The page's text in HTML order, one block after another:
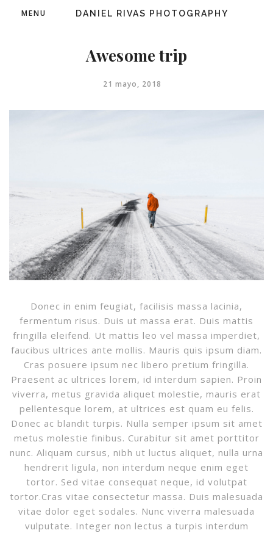
DANIEL RIVAS PHOTOGRAPHY
MENU
Awesome trip
21 mayo, 2018
Donec in enim feugiat, facilisis massa lacinia,
fermentum risus. Duis ut massa erat. Duis mattis
fringilla eleifend. Ut mattis leo vel massa imperdiet,
faucibus ultrices ante mollis. Mauris quis ipsum diam.
Cras posuere ipsum nec libero pretium fringilla.
Praesent ac ultrices lorem, id interdum sapien. Proin
viverra, metus gravida aliquet molestie, mauris erat
pellentesque lorem, at ultrices est quam eu felis.
Donec ac blandit turpis. Nulla semper ipsum sit amet
metus molestie finibus. Curabitur sit amet porttitor
nunc. Aliquam cursus, nibh ut luctus aliquet, nulla urna
hendrerit ligula, non interdum neque enim eget
tortor. Sed vitae consequat neque, id volutpat
tortor.Cras vitae consectetur massa. Duis malesuada
vitae dolor eget sodales. Nunc viverra malesuada
vulputate. Integer non lectus a turpis interdum